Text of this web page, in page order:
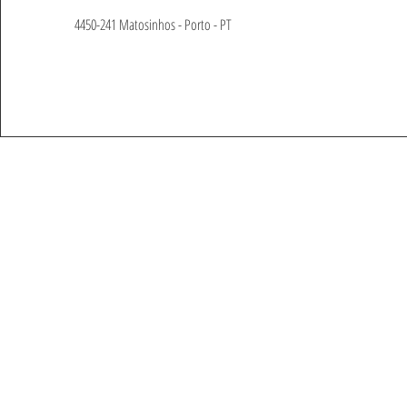
4450-241 Matosinhos - Porto - PT